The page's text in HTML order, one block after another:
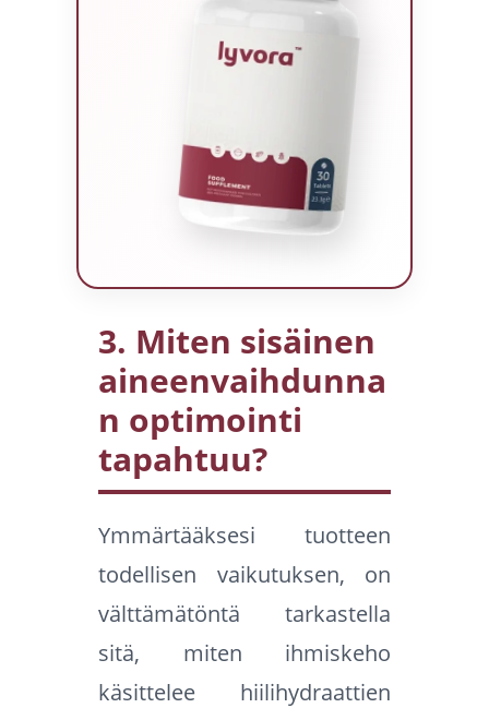
3. Miten sisäinen
aineenvaihdunna
n optimointi
tapahtuu?
Ymmärtääksesi tuotteen
todellisen vaikutuksen, on
välttämätöntä tarkastella
sitä, miten ihmiskeho
käsittelee hiilihydraattien